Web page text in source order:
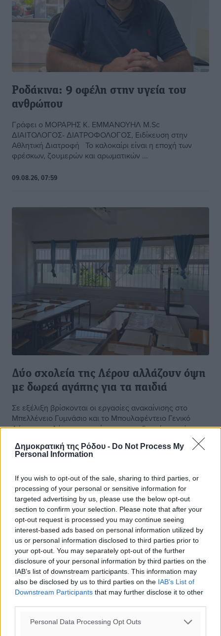
Δημοκρατική της Ρόδου - Do Not Process My
Personal Information
If you wish to opt-out of the sale, sharing to third parties, or
processing of your personal or sensitive information for
targeted advertising by us, please use the below opt-out
section to confirm your selection. Please note that after your
opt-out request is processed you may continue seeing
interest-based ads based on personal information utilized by
us or personal information disclosed to third parties prior to
your opt-out. You may separately opt-out of the further
disclosure of your personal information by third parties on the
IAB’s list of downstream participants. This information may
also be disclosed by us to third parties on the IAB’s List of
Downstream Participants that may further disclose it to other
Personal Data Processing Opt Outs
Ροδάκινα: 9 οφέλη στην υγεία του
ανθρώπου
Γράφει ο ΜΟΡΑΡΗΣ Κ. ΕΜΜΑΝΟΥΗΛ M.Sc
ΔΙΑΙΤΟΛΟΓΟΣ- ΔΙΑΤΡΟΦΟΛΟΓΟΣ, Ειδίκευση στην
Αθλητική Διατροφή Το καλοκαίρι είναι η εποχή των
φρέσκων, ζουμερών και αρωματικών ...
09.08.26, 07:59
Δύο σχολεία της Λέρου αλλάζουν όψη
με δωρεά αγάπης για τα παιδιά
Σε εξέλιξη βρίσκονται οι εργασίες ανακαίνισης στο
Μπελλένειο Γυμνάσιο και το Μπουλαφέντειο Γενικό
Λύκειο της Λέρου, οι οποίες χρηματοδοτούνται μέσω